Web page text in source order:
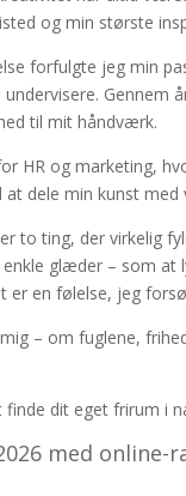
og min største
forfulgte jeg min
til mit håndværk.
HR og marketing,
dele min kunst
to ting, der virkelig
glæder – som
er en følelse, jeg
– om fuglene,
finde dit eget frirum i
med online-